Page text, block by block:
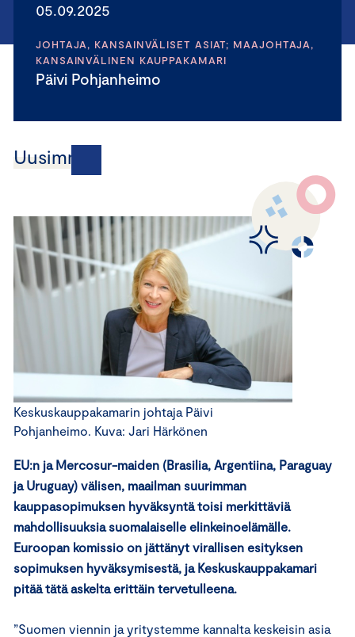
05.09.2025
JOHTAJA, KANSAINVÄLISET ASIAT; MAAJOHTAJA,
KANSAINVÄLINEN KAUPPAKAMARI
Päivi Pohjanheimo
Uusimmat
Keskuskauppakamarin johtaja Päivi
Pohjanheimo. Kuva: Jari Härkönen
EU:n ja Mercosur-maiden (Brasilia, Argentiina, Paraguay
ja Uruguay) välisen, maailman suurimman
kauppasopimuksen hyväksyntä toisi merkittäviä
mahdollisuuksia suomalaiselle elinkeinoelämälle.
Euroopan komissio on jättänyt virallisen esityksen
sopimuksen hyväksymisestä, ja Keskuskauppakamari
pitää tätä askelta erittäin tervetulleena.
”Suomen viennin ja yritystemme kannalta keskeisin asia